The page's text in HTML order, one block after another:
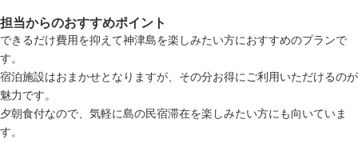
担当からのおすすめポイント
できるだけ費用を抑えて神津島を楽しみたい方におすすめのプランで
す。
宿泊施設はおまかせとなりますが、その分お得にご利用いただけるのが
魅力です。
夕朝食付なので、気軽に島の民宿滞在を楽しみたい方にも向いていま
す。